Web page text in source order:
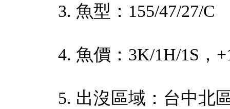
3. 魚型：155/47/27/C
4. 魚價：3K/1H/1S，
5. 出沒區域：台中北